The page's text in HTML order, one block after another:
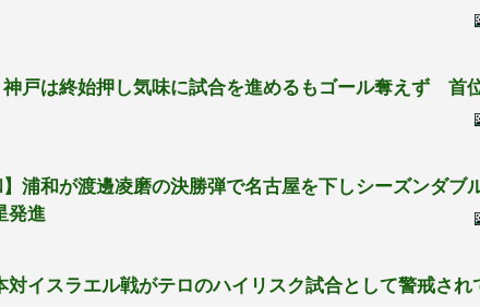
神戸は終始押し気味に試合を進めるもゴール奪えず 首
】浦和が渡邊凌磨の決勝弾で名古屋を下しシーズンダブ
発進
対イスラエル戦がテロのハイリスク試合として警戒され